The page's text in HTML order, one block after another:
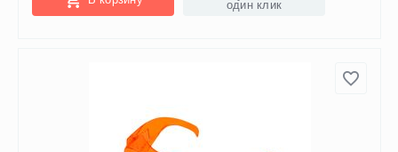
один клик